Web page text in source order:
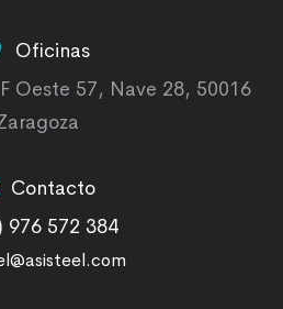
Oficinas
Oeste 57, Nave 28, 50016
Contacto
976 572 384